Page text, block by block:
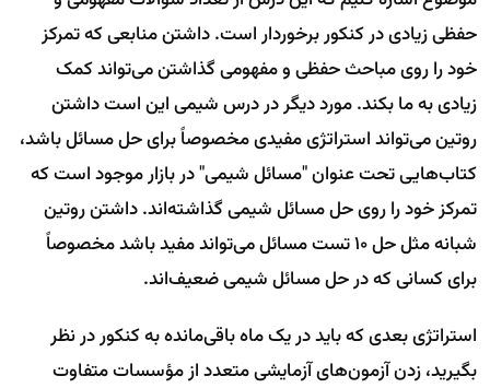
حفظی زیادی در کنکور برخوردار است. داشتن منابعی که تمرکز
خود را روی مباحث حفظی و مفهومی گذاشتن می‌تواند کمک
زیادی به ما بکند. مورد دیگر در درس شیمی این است داشتن
روتین می‌تواند استراتژی مفیدی مخصوصاً برای حل مسائل باشد،
کتاب‌هایی تحت عنوان "مسائل شیمی" در بازار موجود است که
تمرکز خود را روی حل مسائل شیمی گذاشته‌اند. داشتن روتین
شبانه مثل حل 10 تست مسائل می‌تواند مفید باشد مخصوصاً
برای کسانی که در حل مسائل شیمی ضعیف‌اند.
استراتژی بعدی که باید در یک ماه باقی‌مانده به کنکور در نظر
بگیرید، زدن آزمون‌های آزمایشی متعدد از مؤسسات متفاوت